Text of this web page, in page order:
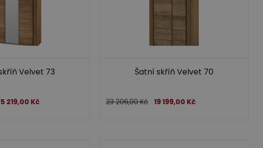
Velvet 73
219,00 Kč
Šatní skříň Velvet 70
23 206,00Kč 19 199,00 Kč